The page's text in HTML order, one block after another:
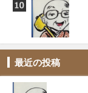
最近の投稿